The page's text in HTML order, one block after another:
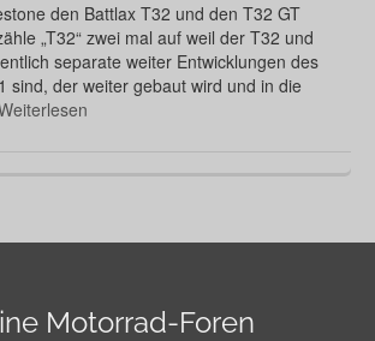
den Battlax T32 und den T32 GT
„T32“ zwei mal auf weil der T32 und
separate weiter Entwicklungen des
sind, der weiter gebaut wird und in die
Motorrad-Foren